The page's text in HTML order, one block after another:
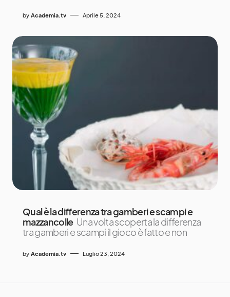
by Academia.tv Aprile 5, 2024
Qual è la differenza tra gamberi e scampi e
mazzancolle Una volta scoperta la differenza
tra gamberi e scampi il gioco è fatto e non
by Academia.tv Luglio 23, 2024